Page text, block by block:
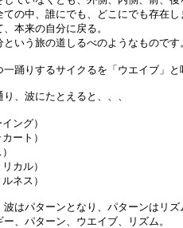
の中、誰にでも、どこにでも存在し
本来の自分に戻る。
いう旅の道しるべのようなものです。
踊りするサイクるを「ウエイブ」と
、波にたとえると、、、
ング）
ート）
カル）
ネス）
波はパターンとなり、パターンはリズ
、パターン、ウエイブ、リズム。